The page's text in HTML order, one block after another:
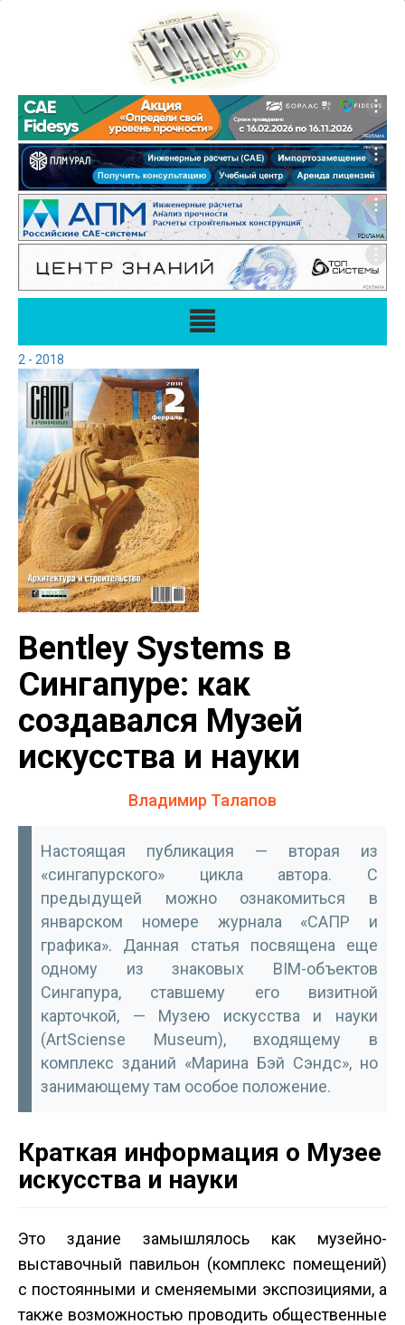
2 - 2018
Bentley Systems в
Сингапуре: как
создавался Музей
искусства и науки
Владимир Талапов
Настоящая публикация — вторая из
«сингапурского» цикла автора. С
предыдущей можно ознакомиться в
январском номере журнала «САПР и
графика». Данная статья посвящена еще
одному из знаковых BIM-объектов
Сингапура, ставшему его визитной
карточкой, — Музею искусства и науки
(ArtSciense Museum), входящему в
комплекс зданий «Марина Бэй Сэндс», но
занимающему там особое положение.
Краткая информация о Музее
искусства и науки
Это здание замышлялось как музейно­
выставочный павильон (комплекс помещений)
с постоянными и сменяемыми экспозициями, а
также возможностью проводить общественные